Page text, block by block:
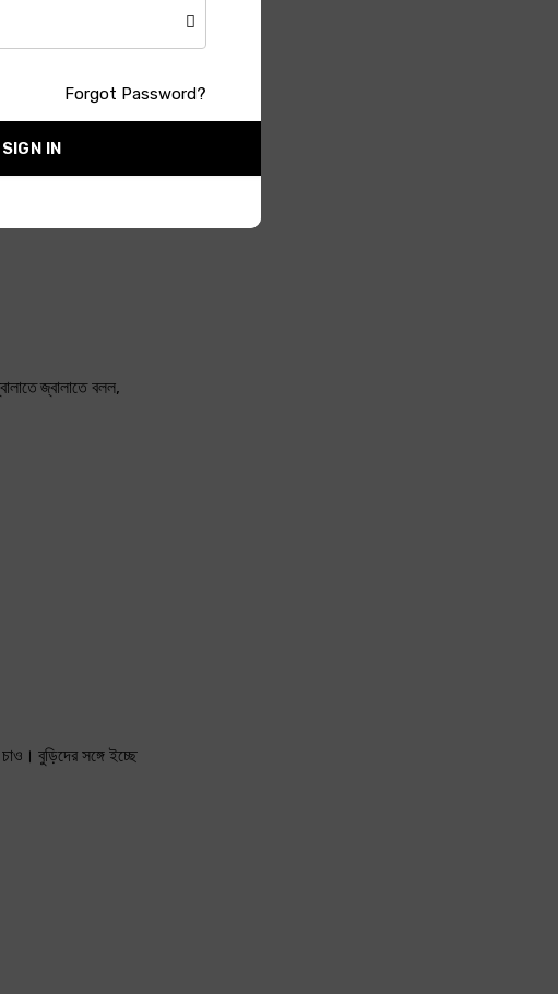
জ্বালাতে বলল,
বুড়িদের সঙ্গে ইচ্ছে
Forgot Password?
SIGN IN